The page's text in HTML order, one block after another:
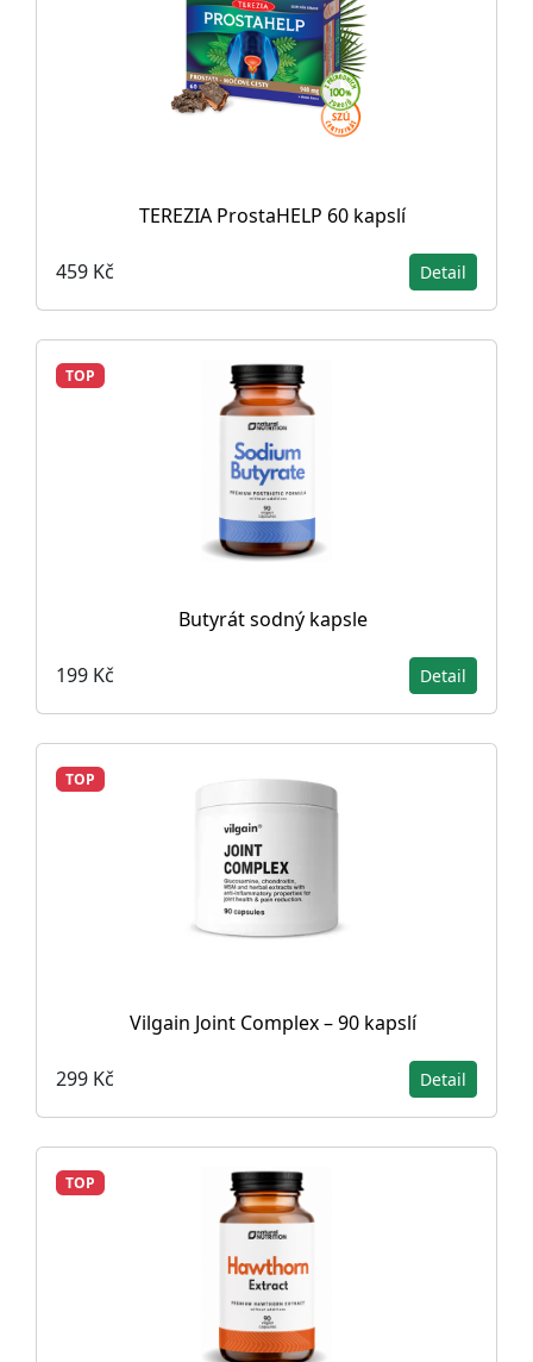
TEREZIA ProstaHELP 60 kapslí
459 Kč Detail
TOP
Butyrát sodný kapsle
199 Kč Detail
TOP
Vilgain Joint Complex – 90 kapslí
299 Kč Detail
TOP